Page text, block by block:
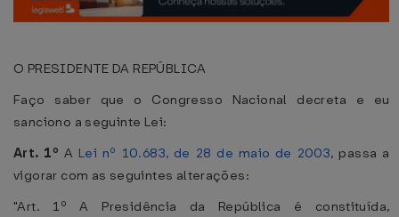
O PRESIDENTE DA REPÚBLICA
Faço saber que o Congresso Nacional decreta e eu
sanciono a seguinte Lei:
Art. 1º A Lei nº 10.683, de 28 de maio de 2003, passa a
vigorar com as seguintes alterações:
"Art. 1º A Presidência da República é constituída,